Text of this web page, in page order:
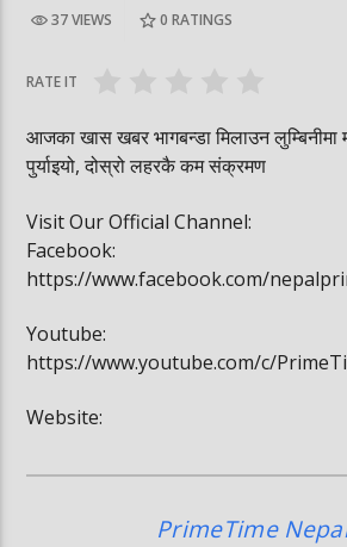
आर्या निशान्त हालै ‘मिस नेपाल इन्टरनेसनल २०२६’
37 VIEWS 0 RATINGS
RATE IT
आजका खास खबर भागबन्डा मिलाउन लुम्बिनीमा
पुर्याइयो, दोस्रो लहरकै कम संक्रमण
Visit Our Official Channel:
Facebook:
https://www.facebook.com/
Youtube:
https://www.youtube.com/c/
Website:
PrimeTime